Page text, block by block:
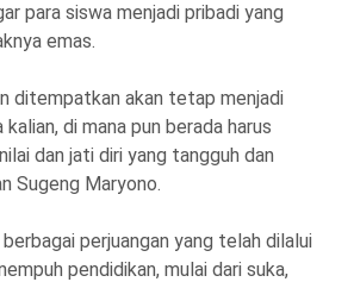
para siswa menjadi pribadi yang
emas.
ditempatkan akan tetap menjadi
di mana pun berada harus
dan jati diri yang tangguh dan
Sugeng Maryono.
perjuangan yang telah dilalui
pendidikan, mulai dari suka,